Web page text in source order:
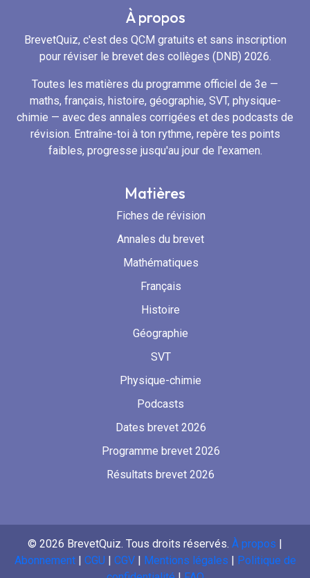
À propos
BrevetQuiz, c'est des QCM gratuits et sans inscription
pour réviser le brevet des collèges (DNB) 2026.
Toutes les matières du programme officiel de 3e —
maths, français, histoire, géographie, SVT, physique-
chimie — avec des annales corrigées et des podcasts de
révision. Entraîne-toi à ton rythme, repère tes points
faibles, progresse jusqu'au jour de l'examen.
Matières
Fiches de révision
Annales du brevet
Mathématiques
Français
Histoire
Géographie
SVT
Physique-chimie
Podcasts
Dates brevet 2026
Programme brevet 2026
Résultats brevet 2026
© 2026 BrevetQuiz. Tous droits réservés. À propos |
Abonnement| CGU | CGV| Mentions légales | Politique de